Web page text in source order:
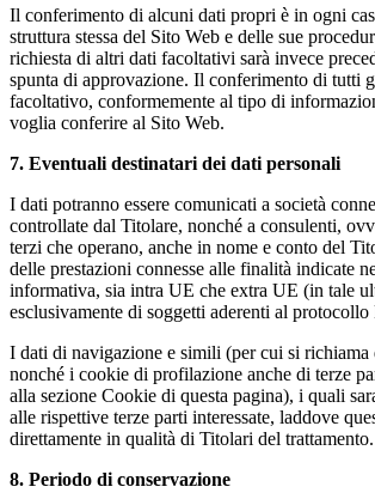
Il conferimento di alcuni dati propri è in ogni
struttura stessa del Sito Web e delle sue
richiesta di altri dati facoltativi sarà invece
spunta di approvazione. Il conferimento di tutti
facoltativo, conformemente al tipo di
voglia conferire al Sito Web.
7. Eventuali destinatari dei dati personali
I dati potranno essere comunicati a società
controllate dal Titolare, nonché a consulenti,
terzi che operano, anche in nome e conto del
delle prestazioni connesse alle finalità indicate
informativa, sia intra UE che extra UE (in tale
esclusivamente di soggetti aderenti al
I dati di navigazione e simili (per cui si richiama
nonché i cookie di profilazione anche di terze
alla sezione Cookie di questa pagina), i quali
alle rispettive terze parti interessate, laddove
direttamente in qualità di Titolari del trattamento.
8. Periodo di conservazione